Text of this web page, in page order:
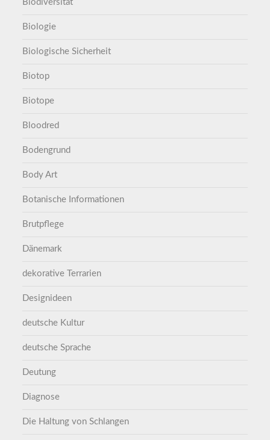
Biodiversität
Biologie
Biologische Sicherheit
Biotop
Biotope
Bloodred
Bodengrund
Body Art
Botanische Informationen
Brutpflege
Dänemark
dekorative Terrarien
Designideen
deutsche Kultur
deutsche Sprache
Deutung
Diagnose
Die Haltung von Schlangen